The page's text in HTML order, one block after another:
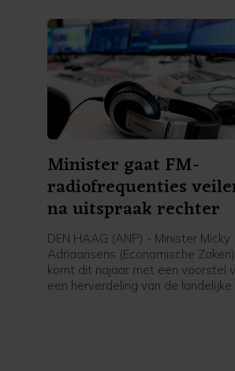
Minister gaat FM-
radiofrequenties
na uitspraak rechter
DEN HAAG (ANP) - Minister Micky
Adriaansens (Economische Zaken)
komt dit najaar met een voorstel
een herverdeling van de landelijke